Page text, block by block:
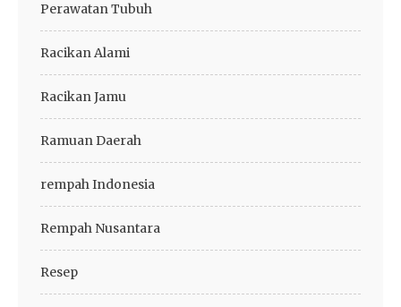
Perawatan Tubuh
Racikan Alami
Racikan Jamu
Ramuan Daerah
rempah Indonesia
Rempah Nusantara
Resep